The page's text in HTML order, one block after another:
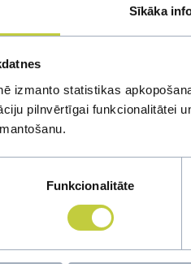
Sīkāka
izmanto statistikas
pilnvērtīgai funkcionalitātei
Funkcionalitāte
zīdainu kažoku, kas parasti ir
cm.
šķirnēm raksturīgās pavilnas,
vai krēmīgi iekrāsojumi.